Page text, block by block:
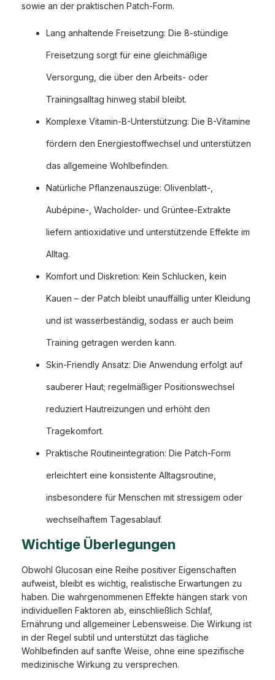
sowie an der praktischen Patch-Form.
Lang anhaltende Freisetzung: Die 8-stündige
Freisetzung sorgt für eine gleichmäßige
Versorgung, die über den Arbeits- oder
Trainingsalltag hinweg stabil bleibt.
Komplexe Vitamin-B-Unterstützung: Die B-Vitamine
fördern den Energiestoffwechsel und unterstützen
das allgemeine Wohlbefinden.
Natürliche Pflanzenauszüge: Olivenblatt-,
Aubépine-, Wacholder- und Grüntee-Extrakte
liefern antioxidative und unterstützende Effekte im
Alltag.
Komfort und Diskretion: Kein Schlucken, kein
Kauen – der Patch bleibt unauffällig unter Kleidung
und ist wasserbeständig, sodass er auch beim
Training getragen werden kann.
Skin-Friendly Ansatz: Die Anwendung erfolgt auf
sauberer Haut; regelmäßiger Positionswechsel
reduziert Hautreizungen und erhöht den
Tragekomfort.
Praktische Routineintegration: Die Patch-Form
erleichtert eine konsistente Alltagsroutine,
insbesondere für Menschen mit stressigem oder
wechselhaftem Tagesablauf.
Wichtige Überlegungen
Obwohl Glucosan eine Reihe positiver Eigenschaften
aufweist, bleibt es wichtig, realistische Erwartungen zu
haben. Die wahrgenommenen Effekte hängen stark von
individuellen Faktoren ab, einschließlich Schlaf,
Ernährung und allgemeiner Lebensweise. Die Wirkung ist
in der Regel subtil und unterstützt das tägliche
Wohlbefinden auf sanfte Weise, ohne eine spezifische
medizinische Wirkung zu versprechen.